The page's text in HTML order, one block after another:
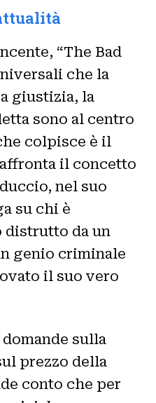
“The Bad
che la
giustizia, la
sono al centro
colpisce è il
il concetto
nel suo
su chi è
distrutto da un
genio criminale
il suo vero
sulla
prezzo della
conto che per